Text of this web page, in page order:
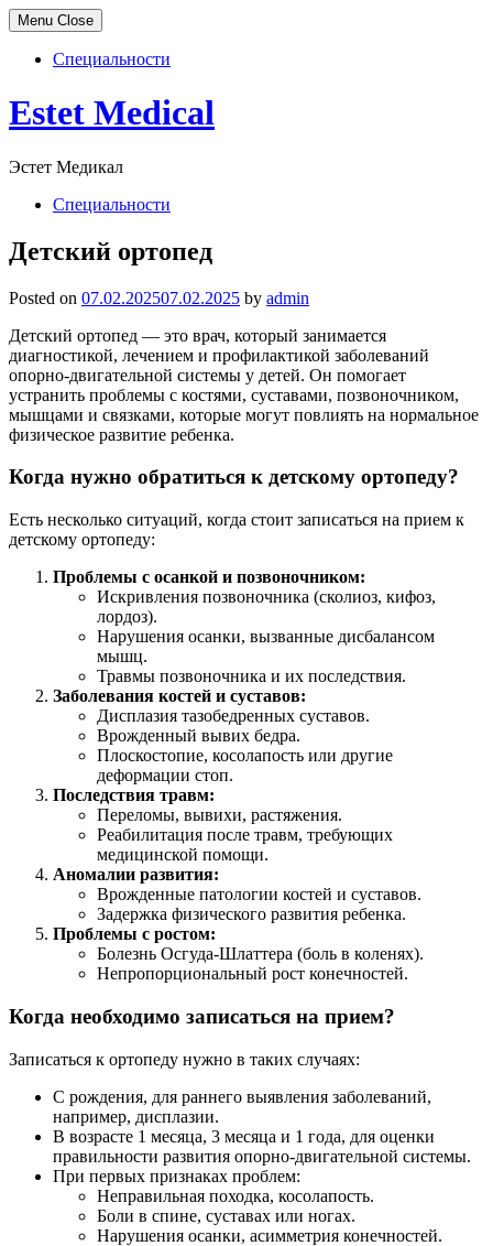
Menu Close
Специальности
Skip
to
Estet Medical
Эстет Медикал
Специальности
Детский ортопед
Posted on 07.02.202507.02.2025 by admin
Детский ортопед — это врач, который занимается
диагностикой, лечением и профилактикой заболеваний
опорно-двигательной системы у детей. Он помогает
устранить проблемы с костями, суставами, позвоночником,
мышцами и связками, которые могут повлиять на нормальное
физическое развитие ребенка.
Когда нужно обратиться к детскому ортопеду?
Есть несколько ситуаций, когда стоит записаться на прием к
детскому ортопеду:
Проблемы с осанкой и позвоночником:
Искривления позвоночника (сколиоз, кифоз,
лордоз).
Нарушения осанки, вызванные дисбалансом
мышц.
Травмы позвоночника и их последствия.
Заболевания костей и суставов:
Дисплазия тазобедренных суставов.
Врожденный вывих бедра.
Плоскостопие, косолапость или другие
деформации стоп.
Последствия травм:
Переломы, вывихи, растяжения.
Реабилитация после травм, требующих
медицинской помощи.
Аномалии развития:
Врожденные патологии костей и суставов.
Задержка физического развития ребенка.
Проблемы с ростом:
Болезнь Осгуда-Шлаттера (боль в коленях).
Непропорциональный рост конечностей.
Когда необходимо записаться на прием?
Записаться к ортопеду нужно в таких случаях:
С рождения, для раннего выявления заболеваний,
например, дисплазии.
В возрасте 1 месяца, 3 месяца и 1 года, для оценки
правильности развития опорно-двигательной системы.
При первых признаках проблем:
Неправильная походка, косолапость.
Боли в спине, суставах или ногах.
Нарушения осанки, асимметрия конечностей.